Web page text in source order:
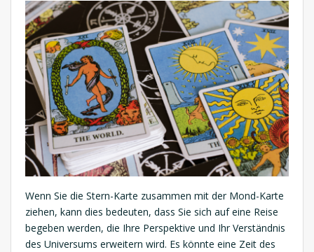
Wenn Sie die Stern-Karte zusammen mit der Mond-Karte
ziehen, kann dies bedeuten, dass Sie sich auf eine Reise
begeben werden, die Ihre Perspektive und Ihr Verständnis
des Universums erweitern wird. Es könnte eine Zeit des